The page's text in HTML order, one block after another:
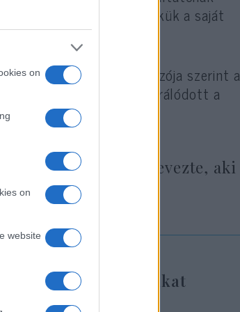
on
on
website
származnak, egyikük a saját
párt drúz törvényhozója szerint a
amely nagyrészt integrálódott a
terroristának nevezte, aki
került a terroristákat
érsek